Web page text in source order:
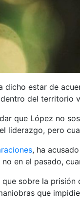
dicho estar de
del territorio
que López no
liderazgo, pero
, ha
en el pasado,
sobre la
que